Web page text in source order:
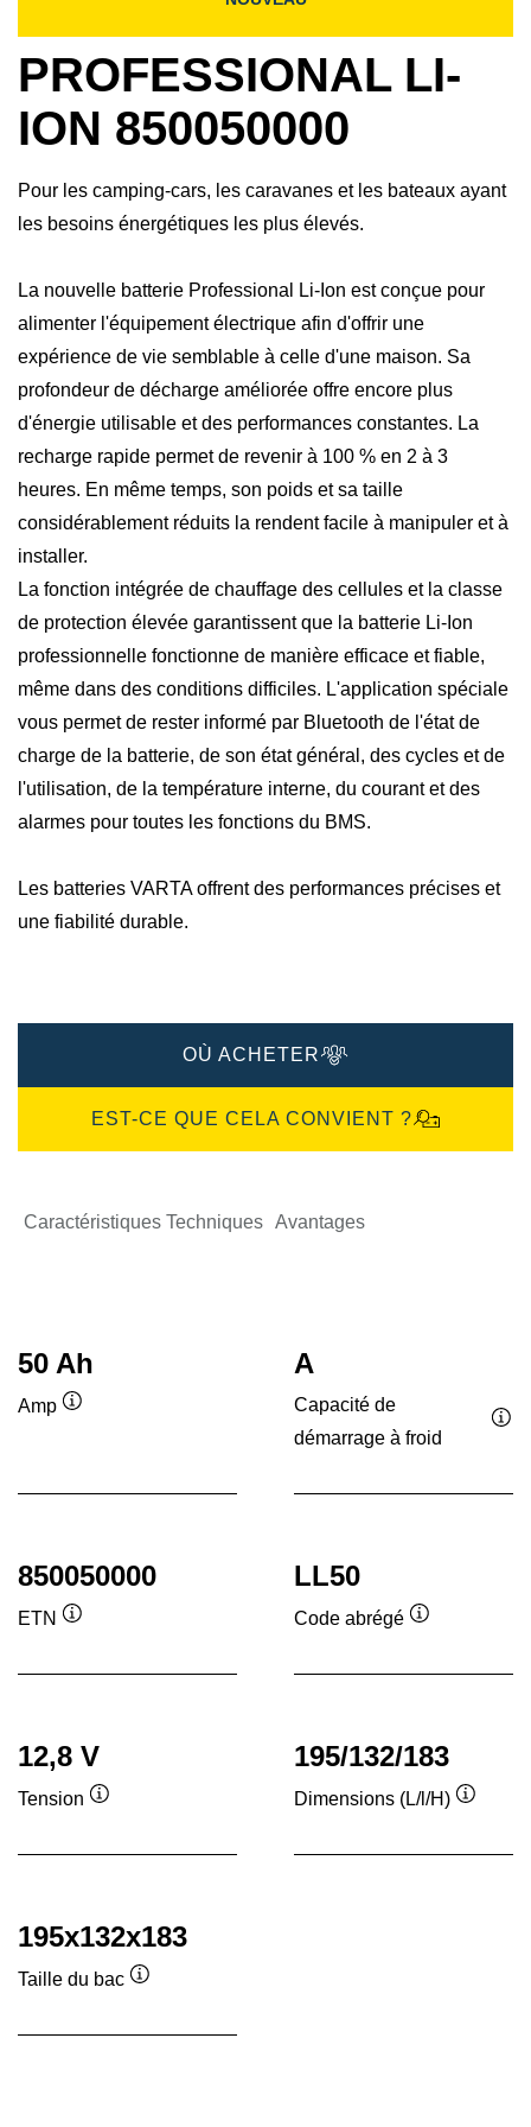
PROFESSIONAL LI-
ION 850050000
Pour les camping-cars, les caravanes et les bateaux ayant
les besoins énergétiques les plus élevés.
La nouvelle batterie Professional Li-Ion est conçue pour
alimenter l'équipement électrique afin d'offrir une
expérience de vie semblable à celle d'une maison. Sa
profondeur de décharge améliorée offre encore plus
d'énergie utilisable et des performances constantes. La
recharge rapide permet de revenir à 100 % en 2 à 3
heures. En même temps, son poids et sa taille
considérablement réduits la rendent facile à manipuler et à
installer.
La fonction intégrée de chauffage des cellules et la classe
de protection élevée garantissent que la batterie Li-Ion
professionnelle fonctionne de manière efficace et fiable,
même dans des conditions difficiles. L'application spéciale
vous permet de rester informé par Bluetooth de l'état de
charge de la batterie, de son état général, des cycles et de
l'utilisation, de la température interne, du courant et des
alarmes pour toutes les fonctions du BMS.
Les batteries VARTA offrent des performances précises et
une fiabilité durable.
OÙ ACHETER
EST-CE QUE CELA CONVIENT ?
Caractéristiques Techniques Avantages
50 Ah
Amp
A
Capacité de
démarrage à froid
850050000
ETN
LL50
Code abrégé
12,8 V
Tension
195/132/183
Dimensions (L/l/H)
195x132x183
Taille du bac